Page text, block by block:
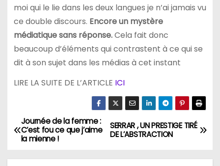
moi qui le lie dans les deux langues je n’ai jamais vu
ce double discours. Encore un mystère
médiatique sans réponse.Cela fait donc
beaucoup d’éléments qui contrastent à ce qui se
dit à son sujet dans les médias à cet instant
LIRE LA SUITE DE L’ARTICLE ICI
N
a
SERRAR , UN PRESTIGE TIRÉ
DE L’ABSTRACTION
Journée de la femme :
C’est fou ce que j’aime
la mienne !